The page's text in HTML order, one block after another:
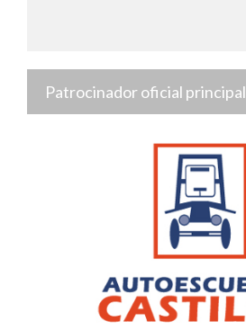
Patrocinador oficial principal